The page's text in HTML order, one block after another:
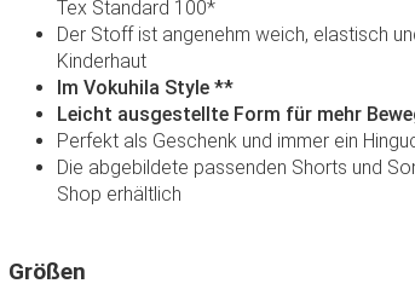
Tex Standard 100*
Der Stoff ist angenehm weich, elastisch
Kinderhaut
Im Vokuhila Style **
Leicht ausgestellte Form für mehr
Perfekt als Geschenk und immer ein
Die abgebildete passenden Shorts und
Shop erhältlich
Größen